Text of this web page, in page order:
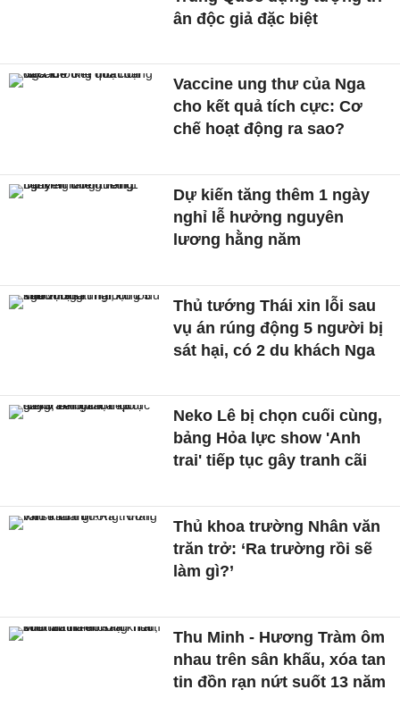
ân độc giả đặc biệt
Vaccine ung thư của Nga
cho kết quả tích cực: Cơ
chế hoạt động ra sao?
Dự kiến tăng thêm 1 ngày
nghỉ lễ hưởng nguyên
lương hằng năm
Thủ tướng Thái xin lỗi sau
vụ án rúng động 5 người bị
sát hại, có 2 du khách Nga
Neko Lê bị chọn cuối cùng,
bảng Hỏa lực show 'Anh
trai' tiếp tục gây tranh cãi
Thủ khoa trường Nhân văn
trăn trở: ‘Ra trường rồi sẽ
làm gì?’
Thu Minh - Hương Tràm ôm
nhau trên sân khấu, xóa tan
tin đồn rạn nứt suốt 13 năm